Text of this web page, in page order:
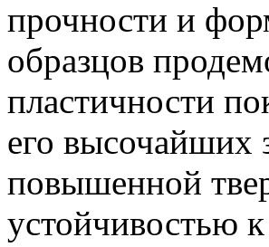
прочности и
образцов
пластичности
его высочайших
повышенной
устойчивостью